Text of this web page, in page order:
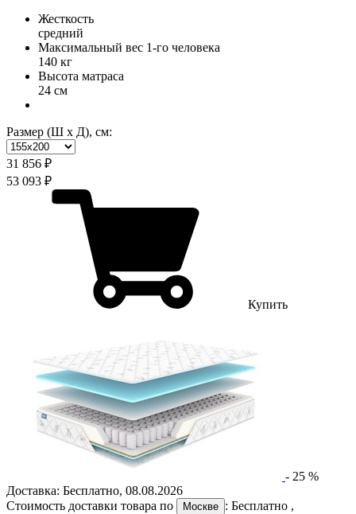
Жесткость
средний
Максимальный вес 1-го человека
140 кг
Высота матраса
24 см
Размер (Ш х Д), см:
31 856 ₽
53 093 ₽
Купить
- 25 %
Доставка: Бесплатно, 08.08.2026
Стоимость доставки товара по
Москве : Бесплатно ,